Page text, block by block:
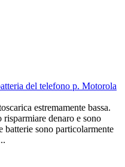
del telefono p. Motorola
estremamente bassa.
risparmiare denaro e sono
batterie sono particolarmente